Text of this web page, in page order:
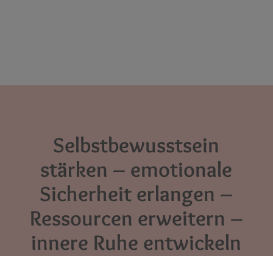
Selbstbewusstsein
stärken – emotionale
Sicherheit erlangen –
Ressourcen erweitern –
innere Ruhe entwickeln